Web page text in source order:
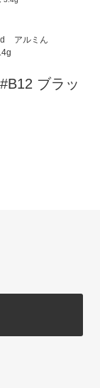
アルミん
ブラッ